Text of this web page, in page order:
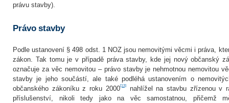
právu stavby).
Právo stavby
Podle ustanovení § 498 odst. 1 NOZ jsou nemovitými věcmi i práva,
zákon. Tak tomu je v případě práva stavby, kde jej nový občanský
označuje za věc nemovitou – právo stavby je nehmotnou nemovitou
stavby je jeho součástí, ale také podléhá ustanovením o
občanského zákoníku z roku 2000[13]nahlížel na stavbu zřízenou v
příslušenství, nikoli tedy jako na věc samostatnou, přičemž